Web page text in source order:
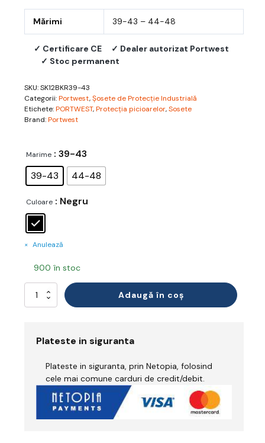
Mărimi 39-43 – 44-48
✓ Certificare CE
✓ Dealer autorizat Portwest
✓ Stoc permanent
SKU:SK12BKR39-43
Categorii:Portwest,Șosete de Protecție Industrială
Etichete:PORTWEST,Protecția picioarelor,Sosete
Brand:Portwest
Marime : 39-43
39-43
44-48
Culoare : Negru
Anulează
900 în stoc
Cantitate
Adaugă în coș
Plateste in siguranta
Plateste in siguranta, prin Netopia, folosind
cele mai comune carduri de credit/debit.